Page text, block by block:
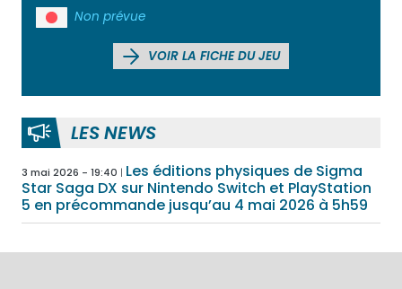
Non prévue
VOIR LA FICHE DU JEU
LES NEWS
3 mai 2026 - 19:40
Les éditions physiques de Sigma
Star Saga DX sur Nintendo Switch et PlayStation
5 en précommande jusqu’au 4 mai 2026 à 5h59